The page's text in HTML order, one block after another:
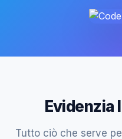
Evidenzia
Tutto ciò che serve